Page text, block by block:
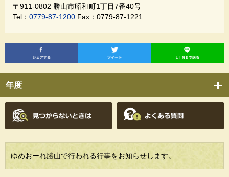
年度
〒911-0802 勝山市昭和町1丁目7番40号
Tel： 0779-87-1200 Fax：0779-87-1221
ゆめおーれ勝山で行われる行事をお知らせします。